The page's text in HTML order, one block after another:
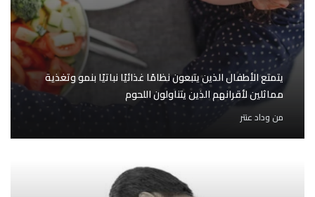
يتمتع الأطفال الذين يتبعون نظامًا غذائيًا نباتيًا بنمو وتغذية
مماثلين لأقرانهم الذين يتناولون اللحوم
من وداد عنتر